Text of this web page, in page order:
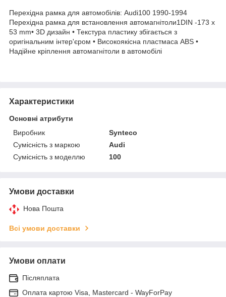
Перехідна рамка для автомобілів: Audi100 1990-1994
Перехідна рамка для встановлення автомагнітоли1DIN -173 х
53 mm• 3D дизайн • Текстура пластику збігається з
оригінальним інтер'єром • Високоякісна пластмаса ABS •
Надійне кріплення автомагнітоли в автомобілі
Характеристики
Основні атрибути
Виробник
Synteco
Сумісність з маркою
Audi
Сумісність з моделлю
100
Умови доставки
Нова Пошта
Всі умови доставки
Умови оплати
Післяплата
Оплата картою Visa, Mastercard - WayForPay